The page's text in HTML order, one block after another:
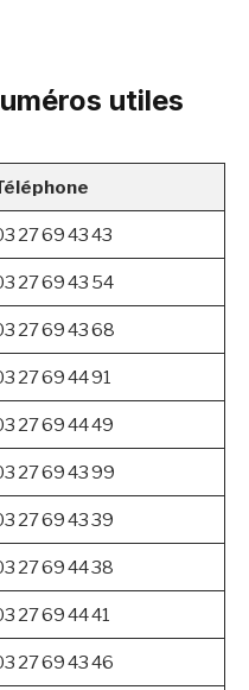
utiles
27 69 43 43
27 69 43 54
27 69 43 68
27 69 44 91
27 69 44 49
27 69 43 99
27 69 43 39
27 69 44 38
27 69 44 41
27 69 43 46